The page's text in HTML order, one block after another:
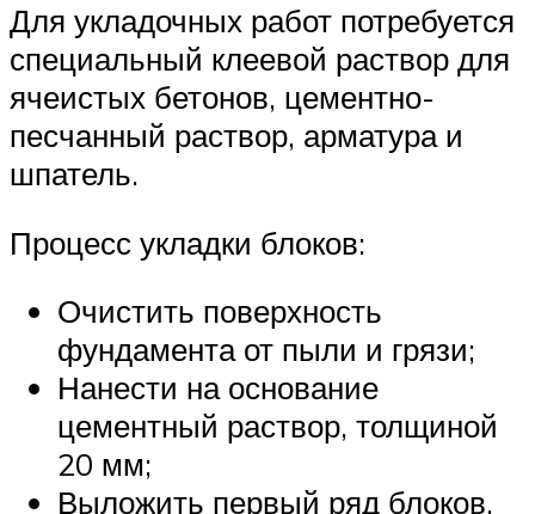
Для укладочных работ потребуется
специальный клеевой раствор для
ячеистых бетонов, цементно-
песчанный раствор, арматура и
шпатель.
Процесс укладки блоков:
Очистить поверхность
фундамента от пыли и грязи;
Нанести на основание
цементный раствор, толщиной
20 мм;
Выложить первый ряд блоков.